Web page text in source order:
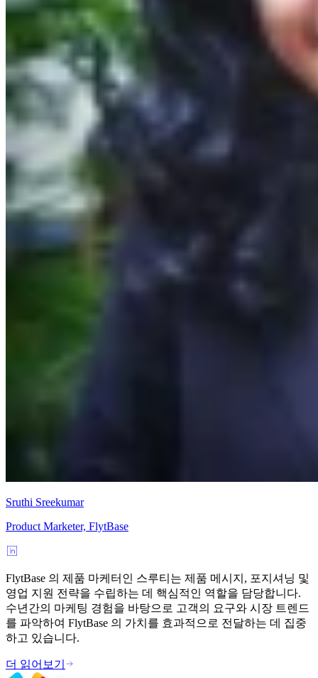
Sruthi Sreekumar
Product Marketer, FlytBase
FlytBase 의 제품 마케터인 스루티는 제품 메시지, 포지셔닝 및
영업 지원 전략을 수립하는 데 핵심적인 역할을 담당합니다.
수년간의 마케팅 경험을 바탕으로 고객의 요구와 시장 트렌드
를 파악하여 FlytBase 의 가치를 효과적으로 전달하는 데 집중
하고 있습니다.
더 읽어보기